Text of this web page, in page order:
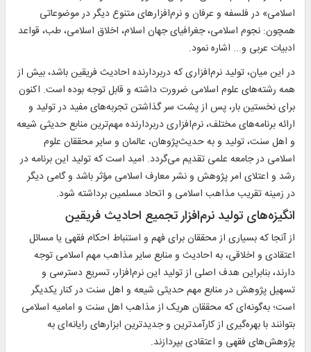
اسلامی» در فلسفه و عرفان و نرم‌افزارهای متنوع دیگر در موضوعاتی
همچون: نجوم اسلامی، جغرافیای جهان اسلام، اخلاق اسلامی، طب، قواعد
ادبیات عربی و... اشاره نمود.
در این میان، تولید نرم‌افزاری که دربردارنده احادیث فریقین باشد، بیش از
همه رشته‌های علوم اسلامی ضرورت داشته و قابل توجه بوده است. اکنون
برای نخستین بار، پس از پشت سر گذاشتن تجربه‌های مفید در تولید و
ارائه برنامه‌های مختلف، نرم‌افزاری دربردارنده مهم‌ترین منابع حدیثی شیعه
و اهل سنت، تولید و به حدیث‌پژوهان، عالمان و سایر محققان علوم
اسلامی در جامعه علمی تقدیم می‌گردد. امید است که تولید این برنامه در
رشد و اعتلای امر پژوهش و نشر معارف اسلامی مؤثر باشد و گامی دیگر
در زمینه تقریب مذاهب اسلامی و اتحاد مسلمین برداشته شود.
انگیزه‌های تولید نرم‌افزار تجمیع احادیث فریقین
از آنجا که بسیاری از محققان برای فهم و استنباط احکام فقهی یا مسائل
اعتقادی و اخلاقی، به احادیث و منابع سایر مذاهب مهم اسلامی توجه
دارند، بنابراین هدف اصلی از تولید این نرم‌افزار، تسریع دسترسی و
تسهیل پژوهش در منابع مهم حدیثی شیعه و اهل سنت در کنار یکدیگر
است؛ به‌گونه‌ای که محققان هریک از مذاهب اهل سنت و امامیه اسلامی
بتوانند با بهره‌گیری از کارآمدترین و جدیدترین ابزارهای رایانه‌ای به
پژوهش‌های فقهی و اعتقادی بپردازند.